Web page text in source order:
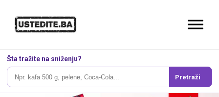
Šta tražite na sniženju?
Pretraži